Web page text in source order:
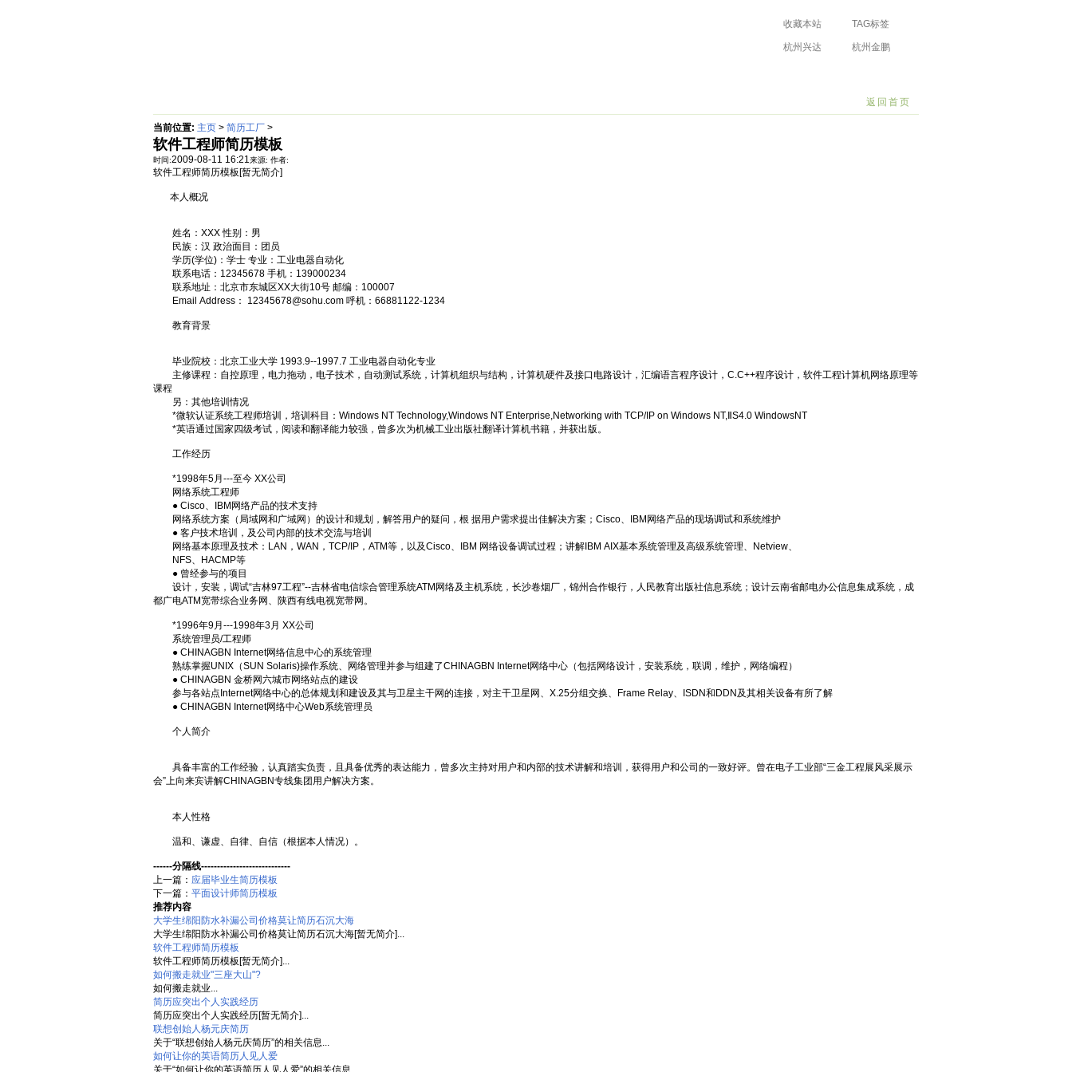
收藏本站 TAG标签
杭州兴达
杭州金鹏
返回首页
当前位置: 主页 > 简历工厂 >
软件工程师简历模板
时间:2009-08-11 16:21来源: 作者:
软件工程师简历模板[暂无简介]
本人概况
姓名：XXX 性别：男
民族：汉 政治面目：团员
学历(学位)：学士 专业：工业电器自动化
联系电话：12345678 手机：139000234
联系地址：北京市东城区XX大街10号 邮编：100007
Email Address： 12345678@sohu.com 呼机：66881122-1234
教育背景
毕业院校：北京工业大学 1993.9--1997.7 工业电器自动化专业
主修课程：自控原理，电力拖动，电子技术，自动测试系统，计算机组织与结构，计算机硬件及接口电路设计，汇编语言程序设计，C.C++程序设计，软件工程计算机网络原理等
课程
另：其他培训情况
*微软认证系统工程师培训，培训科目：Windows NT Technology,Windows NT Enterprise,Networking with TCP/IP on Windows NT,ⅡS4.0 WindowsNT
*英语通过国家四级考试，阅读和翻译能力较强，曾多次为机械工业出版社翻译计算机书籍，并获出版。
工作经历
*1998年5月---至今 XX公司
网络系统工程师
● Cisco、IBM网络产品的技术支持
网络系统方案（局域网和广域网）的设计和规划，解答用户的疑问，根 据用户需求提出佳解决方案；Cisco、IBM网络产品的现场调试和系统维护
● 客户技术培训，及公司内部的技术交流与培训
网络基本原理及技术：LAN，WAN，TCP/IP，ATM等，以及Cisco、IBM 网络设备调试过程；讲解IBM AIX基本系统管理及高级系统管理、Netview、
NFS、HACMP等
● 曾经参与的项目
设计，安装，调试“吉林97工程”--吉林省电信综合管理系统ATM网络及主机系统，长沙卷烟厂，锦州合作银行，人民教育出版社信息系统；设计云南省邮电办公信息集成系统，成
都广电ATM宽带综合业务网、陕西有线电视宽带网。
*1996年9月---1998年3月 XX公司
系统管理员/工程师
● CHINAGBN Internet网络信息中心的系统管理
熟练掌握UNIX（SUN Solaris)操作系统、网络管理并参与组建了CHINAGBN Internet网络中心（包括网络设计，安装系统，联调，维护，网络编程）
● CHINAGBN 金桥网六城市网络站点的建设
参与各站点Internet网络中心的总体规划和建设及其与卫星主干网的连接，对主干卫星网、X.25分组交换、Frame Relay、ISDN和DDN及其相关设备有所了解
● CHINAGBN Internet网络中心Web系统管理员
个人简介
具备丰富的工作经验，认真踏实负责，且具备优秀的表达能力，曾多次主持对用户和内部的技术讲解和培训，获得用户和公司的一致好评。曾在电子工业部“三金工程展风采展示
会”上向来宾讲解CHINAGBN专线集团用户解决方案。
本人性格
温和、谦虚、自律、自信（根据本人情况）。
------分隔线----------------------------
上一篇： 应届毕业生简历模板
下一篇： 平面设计师简历模板
推荐内容
大学生绵阳防水补漏公司价格莫让简历石沉大海
大学生绵阳防水补漏公司价格莫让简历石沉大海[暂无简介]...
软件工程师简历模板
软件工程师简历模板[暂无简介]...
如何搬走就业"三座大山"?
如何搬走就业...
简历应突出个人实践经历
简历应突出个人实践经历[暂无简介]...
联想创始人杨元庆简历
关于“联想创始人杨元庆简历”的相关信息...
如何让你的英语简历人见人爱
关于“如何让你的英语简历人见人爱”的相关信息...